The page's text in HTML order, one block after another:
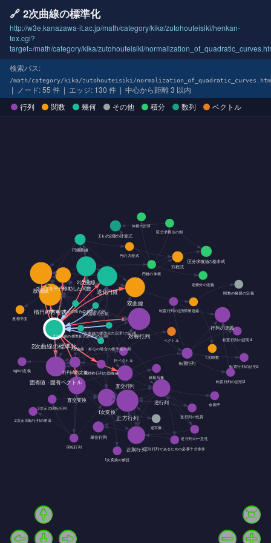
🔗 2次曲線の標準化
http://w3e.kanazawa-it.ac.jp/math/category/kika/zutohouteisiki/henkan-
tex.cgi?
target=/math/category/kika/zutohouteisiki/
検索パス:
/math/category/kika/zutohouteisiki/
| ノード: 55 件 | エッジ: 130 件 | 中心から距離 3 以内
行列 関数 幾何 その他 積分 数列 ベクトル